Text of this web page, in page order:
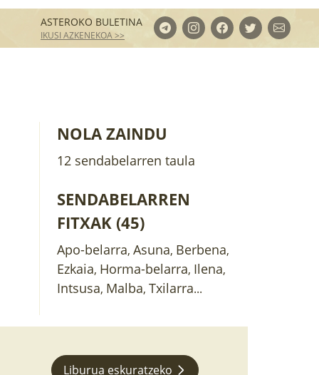
ASTEROKO BULETINA
IKUSI AZKENEKOA >>
NOLA ZAINDU
12 sendabelarren taula
SENDABELARREN
FITXAK (45)
Apo-belarra, Asuna, Berbena,
Ezkaia, Horma-belarra, Ilena,
Intsusa, Malba, Txilarra...
Liburua eskuratzeko